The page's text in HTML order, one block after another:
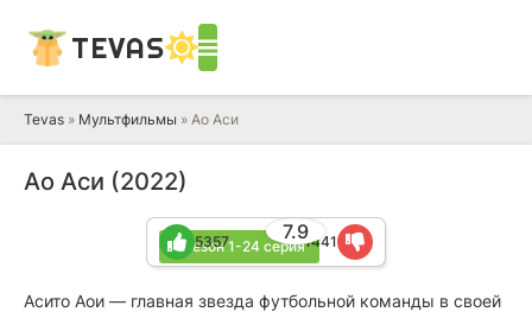
TEVAS
Tevas » Мультфильмы » Ао Аси
Ао Аси (2022)
1 сезон 1-24 серия
7.9
5357 1441
Асито Аои — главная звезда футбольной команды в своей